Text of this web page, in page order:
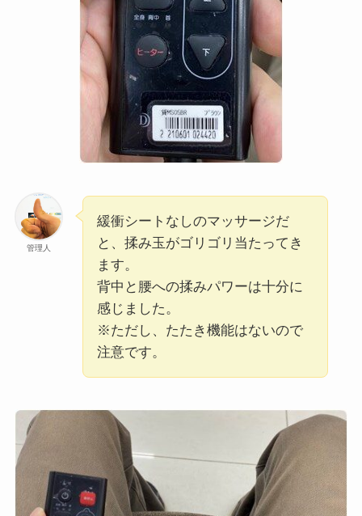
管理人
緩衝シートなしのマッサージだ
と、揉み玉がゴリゴリ当たってき
ます。
背中と腰への揉みパワーは十分に
感じました。
※ただし、たたき機能はないので
注意です。